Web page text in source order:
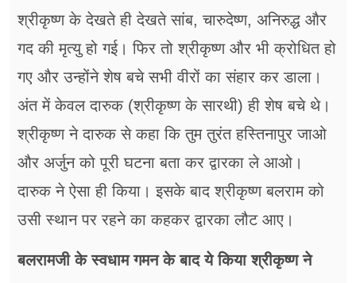
श्रीकृष्ण के देखते ही देखते सांब, चारुदेष्ण, अनिरुद्ध और
गद की मृत्यु हो गई। फिर तो श्रीकृष्ण और भी क्रोधित हो
गए और उन्होंने शेष बचे सभी वीरों का संहार कर डाला।
अंत में केवल दारुक (श्रीकृष्ण के सारथी) ही शेष बचे थे।
श्रीकृष्ण ने दारुक से कहा कि तुम तुरंत हस्तिनापुर जाओ
और अर्जुन को पूरी घटना बता कर द्वारका ले आओ।
दारुक ने ऐसा ही किया। इसके बाद श्रीकृष्ण बलराम को
उसी स्थान पर रहने का कहकर द्वारका लौट आए।
बलरामजी के स्वधाम गमन के बाद ये किया श्रीकृष्ण ने